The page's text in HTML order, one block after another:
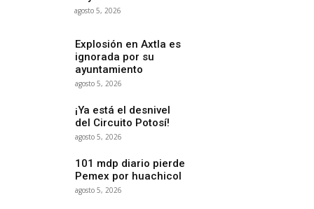
agosto 5, 2026
Explosión en Axtla es
ignorada por su
ayuntamiento
agosto 5, 2026
¡Ya está el desnivel
del Circuito Potosí!
agosto 5, 2026
101 mdp diario pierde
Pemex por huachicol
agosto 5, 2026